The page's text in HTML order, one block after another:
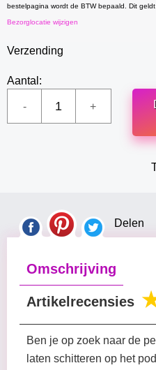
bestelpagina wordt de BTW bepaald. Dit
Bezorglocatie wijzigen
Verzending
Aantal:
Delen
Omschrijving
Artikelrecensies
Ben je op zoek naar de
laten schitteren op het